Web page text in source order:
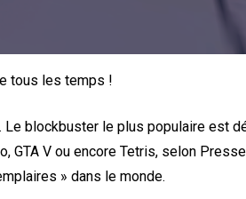
tous les temps !
blockbuster le plus populaire est
GTA V ou encore Tetris, selon
» dans le monde.